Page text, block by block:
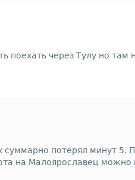
поехать через Тулу но там
потерял минут 5.
на Малоярославец можно